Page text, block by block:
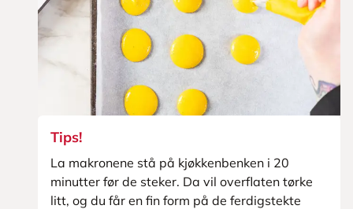
Tips!
La makronene stå på kjøkkenbenken i 20
minutter før de steker. Da vil overflaten tørke
litt, og du får en fin form på de ferdigstekte